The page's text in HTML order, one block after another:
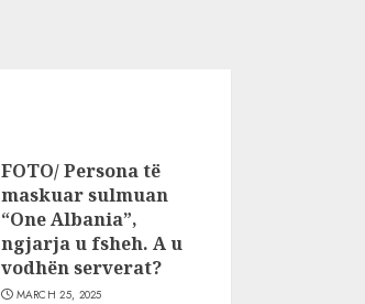
FOTO/ Persona të
maskuar sulmuan
“One Albania”,
ngjarja u fsheh. A u
vodhën serverat?
MARCH 25, 2025